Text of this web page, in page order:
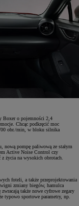
Boxer o pojemności 2,4
Chcąc podkręcić moc
obr./min, w bloku silnika
nową pompę paliwową ze stałym
Active Noise Control czy
życia na wysokich obrotach.
foteli, a także przeprojektowania
zmiany biegów, hamulca
także nowe cyfrowe zegary
typowo sportowe parametry, np.